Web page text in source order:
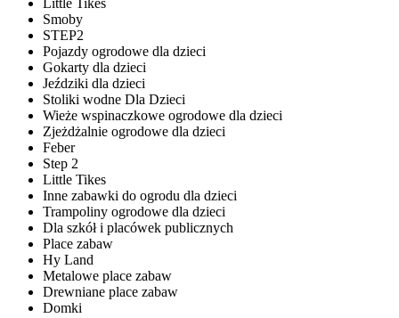
Little Tikes
Smoby
STEP2
Pojazdy ogrodowe dla dzieci
Gokarty dla dzieci
Jeździki dla dzieci
Stoliki wodne Dla Dzieci
Wieże wspinaczkowe ogrodowe dla dzieci
Zjeżdżalnie ogrodowe dla dzieci
Feber
Step 2
Little Tikes
Inne zabawki do ogrodu dla dzieci
Trampoliny ogrodowe dla dzieci
Dla szkół i placówek publicznych
Place zabaw
Hy Land
Metalowe place zabaw
Drewniane place zabaw
Domki